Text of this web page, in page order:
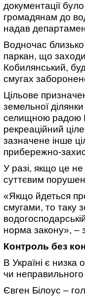
документації
громадянам до
надав
Водночас
паркан, що
Кобилянський,
смугах
Цільове
земельної
селищною радою
рекреаційний
зазначене інше
прибережно-
У разі, якщо це
суттєвим
«Якщо йдеться
смугами, то таку
норма закону», –
Контроль без
В Україні є низка
чи
Євген Білоус –